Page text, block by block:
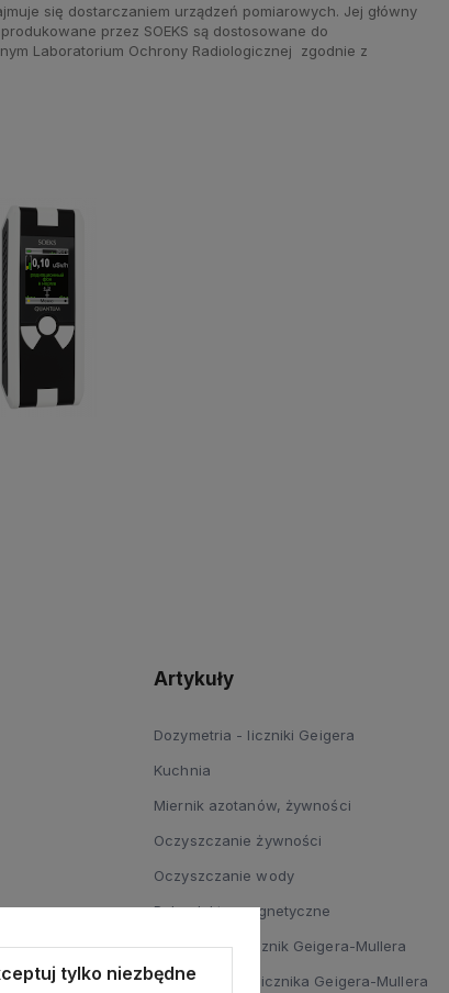
się dostarczaniem urządzeń pomiarowych. Jej główny
przez SOEKS są dostosowane do
Laboratorium Ochrony Radiologicznej zgodnie z
Artykuły
Dozymetria - liczniki Geigera
Kuchnia
Miernik azotanów, żywności
Oczyszczanie żywności
Oczyszczanie wody
Pole elektromagnetyczne
Halogenowy licznik Geigera-Mullera
Zastosowania licznika Geigera-Mullera
tylko niezbędne